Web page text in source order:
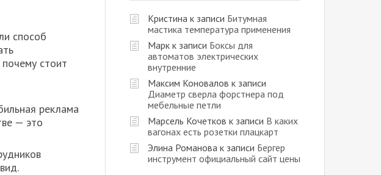
способ
стоит
реклама
— это
Кристина к записи Битумная
мастика температура применения
Марк к записи Боксы для
автоматов электрических
внутренние
Максим Коновалов к записи
Диаметр сверла форстнера под
мебельные петли
Марсель Кочетков к записи В каких
вагонах есть розетки плацкарт
Элина Романова к записи Бергер
инструмент официальный сайт цены